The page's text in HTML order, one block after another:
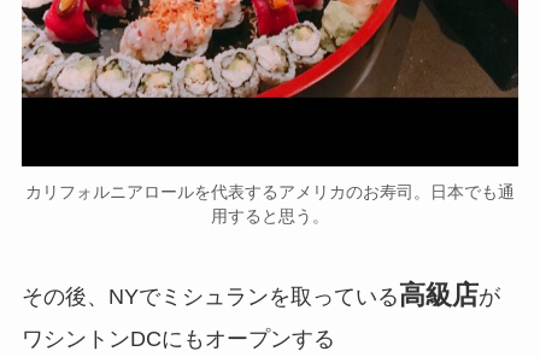
カリフォルニアロールを代表するアメリカのお寿司。日本でも通
用すると思う。
その後、NYでミシュランを取っている高級店が
ワシントンDCにもオープンする